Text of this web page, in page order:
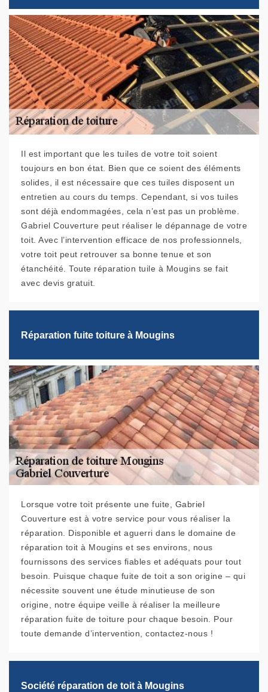
Il est important que les tuiles de votre toit soient
toujours en bon état. Bien que ce soient des éléments
solides, il est nécessaire que ces tuiles disposent un
entretien au cours du temps. Cependant, si vos tuiles
sont déjà endommagées, cela n’est pas un problème.
Gabriel Couverture peut réaliser le dépannage de votre
toit. Avec l’intervention efficace de nos professionnels,
votre toit peut retrouver sa bonne tenue et son
étanchéité. Toute réparation tuile à Mougins se fait
avec devis gratuit.
Réparation fuite toiture à Mougins
Lorsque votre toit présente une fuite, Gabriel
Couverture est à votre service pour vous réaliser la
réparation. Disponible et aguerri dans le domaine de
réparation toit à Mougins et ses environs, nous
fournissons des services fiables et adéquats pour tout
besoin. Puisque chaque fuite de toit a son origine – qui
nécessite souvent une étude minutieuse de son
origine, notre équipe veille à réaliser la meilleure
réparation fuite de toiture pour chaque besoin. Pour
toute demande d’intervention, contactez-nous !
Société réparation de toit à Mougins